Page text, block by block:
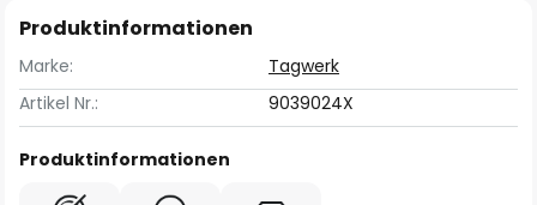
Produktinformationen
Marke:
Tagwerk
Artikel Nr.:
9039024X
Produktinformationen